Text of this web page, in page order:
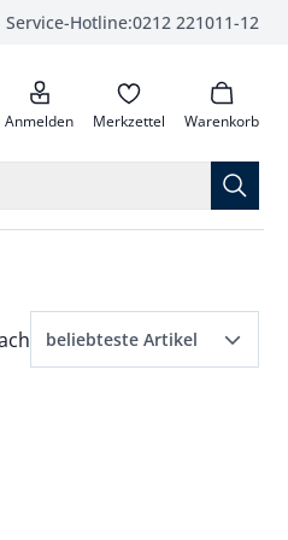
Service-Hotline:0212 221011-12
anrufen
Anmelden Merkzettel Warenkorb
beliebteste Artikel
beliebteste Artikel